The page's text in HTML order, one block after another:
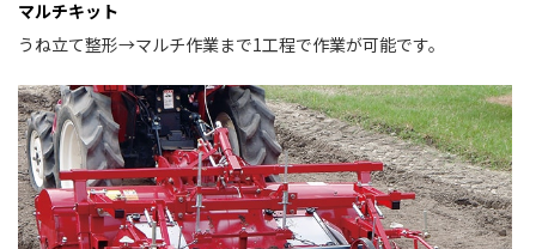
マルチキット
うね立て整形→マルチ作業まで1工程で作業が可能です。